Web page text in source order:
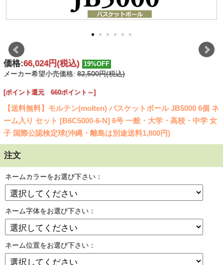
価格:66,024円(税込) 19%OFF
メーカー希望小売価格:82,500円(税込)
[ポイント還元 660ポイント～]
【送料無料】モルテン(molten) バスケットボール JB5000 6個 ネ
ーム入り セット [B6C5000-6-N] 6号 一般・大学・高校・中学 女
子 国際公認検定球(沖縄・離島は別途送料1,800円)
注文
ネームカラーをお選び下さい：
ネーム字体をお選び下さい：
ネーム位置をお選び下さい：